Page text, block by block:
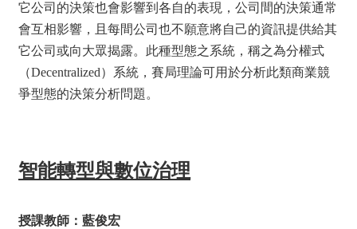
它公司的決策也會影響到各自的表現，公司間的決策通常
會互相影響，且每間公司也不願意將自己的資訊提供給其
它公司或向大眾揭露。此種型態之系統，稱之為分權式
（Decentralized）系統，賽局理論可用於分析此類商業競
爭型態的決策分析問題。
智能轉型與數位治理
授課教師：藍俊宏